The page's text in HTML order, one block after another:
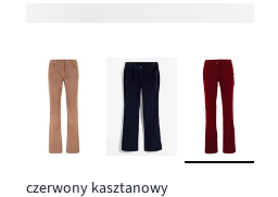
czerwony kasztanowy